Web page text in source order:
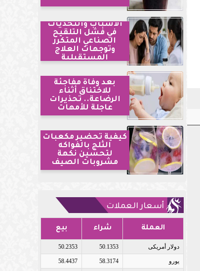
الأسباب والتحديات
في فشل التلقيح
الصناعي المتكرر
وتوجهات العلاج
المستقبلية
بعد وفاة مفاجئة
للاختناق أثناء
الرضاعة.. تحذيرات
عاجلة للأمهات
كيفية تحضير مكعبات
الثلج بالفواكه
لتحسين نكهة
مشروبات الصيف
أسعار العملات
العملة شراء بيع
دولار أمريكى 50.1353
50.2353
يورو 58.3174
58.4437